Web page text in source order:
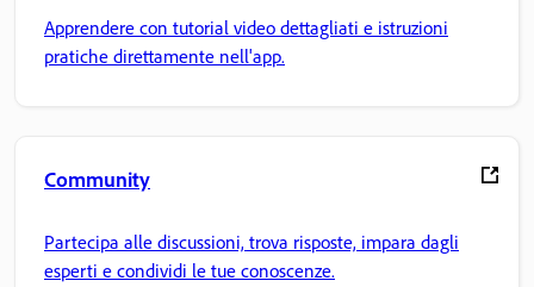
Apprendere con tutorial video dettagliati e istruzioni
pratiche direttamente nell'app.
Community
Partecipa alle discussioni, trova risposte, impara dagli
esperti e condividi le tue conoscenze.